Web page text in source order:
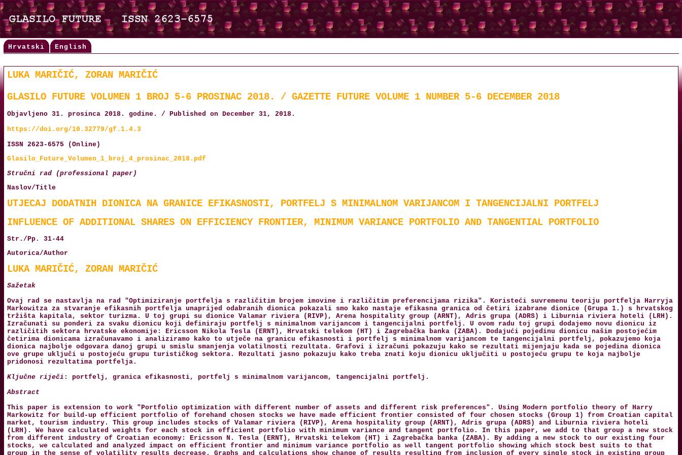
Hrvatski English
LUKA MARIČIĆ, ZORAN MARIČIĆ
GLASILO FUTURE VOLUMEN 1 BROJ 5-6 PROSINAC 2018. / GAZETTE FUTURE VOLUME 1 NUMBER 5-6 DECEMBER 2018
Objavljeno 31. prosinca 2018. godine. / Published on December 31, 2018.
https://doi.org/10.32779/gf.1.4.3
ISSN 2623-6575 (Online)
Glasilo_Future_Volumen_1_broj_4_prosinac_2018.pdf
Stručni rad (professional paper)
Naslov/Title
UTJECAJ DODATNIH DIONICA NA GRANICE EFIKASNOSTI, PORTFELJ S MINIMALNOM VARIJANCOM I TANGENCIJALNI PORTFELJ
INFLUENCE OF ADDITIONAL SHARES ON EFFICIENCY FRONTIER, MINIMUM VARIANCE PORTFOLIO AND TANGENTIAL PORTFOLIO
Str./Pp. 31-44
Autorica/Author
LUKA MARIČIĆ, ZORAN MARIČIĆ
Sažetak
Ovaj rad se nastavlja na rad "Optimiziranje portfelja s različitim brojem imovine i različitim preferencijama rizika". Koristeći suvremenu teoriju portfelja Harryja
Markowitza za stvaranje efikasnih portfelja unaprijed odabranih dionica pokazali smo kako nastaje efikasna granica od četiri izabrane dionice (Grupa 1.) s hrvatskog
tržišta kapitala, sektor turizma. U toj grupi su dionice Valamar riviera (RIVP), Arena hospitality group (ARNT), Adris grupa (ADRS) i Liburnia riviera hoteli (LRH).
Izračunati su ponderi za svaku dionicu koji definiraju portfelj s minimalnom varijancom i tangencijalni portfelj. U ovom radu toj grupi dodajemo novu dionicu iz
različitih sektora hrvatske ekonomije: Ericsson Nikola Tesla (ERNT), Hrvatski telekom (HT) i Zagrebačka banka (ZABA). Dodajući pojedinu dionicu našim postojećim
četirima dionicama izračunavamo i analiziramo kako to utječe na granicu efikasnosti i portfelj s minimalnom varijancom te tangencijalni portfelj, pokazujemo koja
dionica najbolje odgovara danoj grupi u smislu smanjenja volatilnosti rezultata. Grafovi i izračuni pokazuju kako se rezultati mijenjaju kada se pojedina dionica
ove grupe uključi u postojeću grupu turističkog sektora. Rezultati jasno pokazuju kako treba znati koju dionicu uključiti u postojeću grupu te koja najbolje
pridonosi rezultatima portfelja.
Ključne riječi : portfelj, granica efikasnosti, portfelj s minimalnom varijancom, tangencijalni portfelj.
Abstract
This paper is extension to work "Portfolio optimization with different number of assets and different risk preferences". Using Modern portfolio theory of Harry
Markowitz for build-up efficient portfolio of forehand chosen stocks we have made efficient frontier consisted of four chosen stocks (Group 1) from Croatian capital
market, tourism industry. This group includes stocks of Valamar riviera (RIVP), Arena hospitality group (ARNT), Adris grupa (ADRS) and Liburnia riviera hoteli
(LRH). We have calculated weights for each stock in efficient portfolio with minimum variance and tangent portfolio. In this paper, we add to that group a new stock
from different industry of Croatian economy: Ericsson N. Tesla (ERNT), Hrvatski telekom (HT) i Zagrebačka banka (ZABA). By adding a new stock to our existing four
stocks, we calculated and analyzed impact on efficient frontier and minimum variance portfolio as well tangent portfolio showing which stock best suits to that
group in the sense of volatility results decrease. Graphs and calculations show change of results resulting from inclusion of every single stock in existing group